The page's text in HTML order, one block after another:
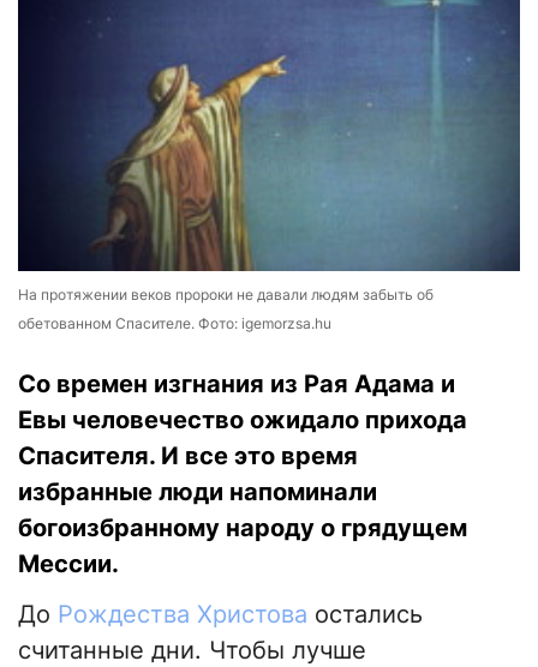
На протяжении веков пророки не давали людям забыть об
обетованном Спасителе. Фото: igemorzsa.hu
Со времен изгнания из Рая Адама и
Евы человечество ожидало прихода
Спасителя. И все это время
избранные люди напоминали
богоизбранному народу о грядущем
Мессии.
До Рождества Христова остались
считанные дни. Чтобы лучше